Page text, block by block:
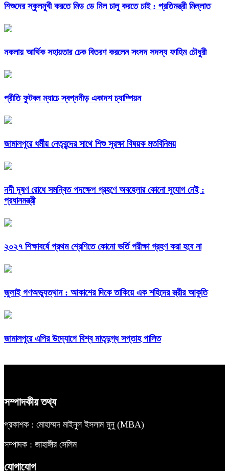
শিশুদের স্কুলমুখী করতে মিড ডে মিল চালু করতে চাই : প্রতিমন্ত্রী মিল্লাত
নকলায় আর্থিক সহায়তার চেক বিতরণ করলেন সংসদ সদস্য ফাহিম চৌধুরী
প্রীতি ফুটবল ম্যাচে স্বপ্ননীড় একাদশ চ্যাম্পিয়ন
জামালপুরে ধর্মীয় নেতৃবৃন্দের সাথে শিশু সুরক্ষা বিষয়ক মতবিনিময়
নদী দূষণ রোধে সমন্বিত পদক্ষেপ গ্রহণে অবহেলার কোনো সুযোগ নেই :
প্রধানমন্ত্রী
২০২৭ শিক্ষাবর্ষে প্রথম শ্রেণিতে কোনো ভর্তি পরীক্ষা গ্রহণ করা হবে না
জুলাই গণঅভ্যুত্থান : আকাশের দিকে তাকিয়ে এক শহিদের স্ত্রীর আকুতি
জামালপুরে এপির উদ্যোগে বিশ্ব মাতৃদুগ্ধ সপ্তাহ পালিত
সম্পাদকীয় তথ্য
প্রকাশক : মোহাম্মদ মাইনুল ইসলাম মুনু (MBA)
সম্পাদক : জাহাঙ্গীর সেলিম
যোগাযোগ